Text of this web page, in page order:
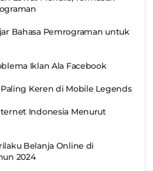
Bahasa Pemrograman untuk
Iklan Ala Facebook
Paling Keren di Mobile Legends
Indonesia Menurut
Belanja Online di
2024